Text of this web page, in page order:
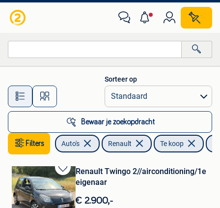
Alle afstanden…
Sorteer op
Bewaar je zoekopdracht
Filters Auto's Renault Te koop
Bewaren
in
Mijn
Favorieten
Renault Twingo 2//airconditioning/1e
eigenaar
€ 2.900,-